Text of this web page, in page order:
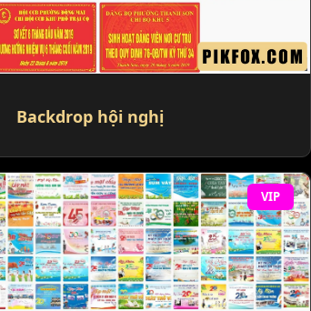
Backdrop hội nghị
VIP